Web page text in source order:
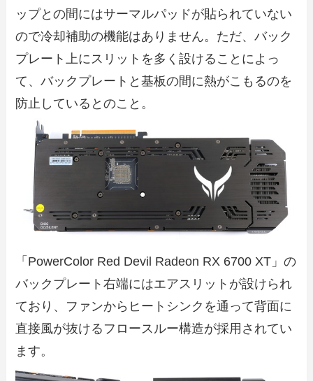
ップとの間にはサーマルパッドが貼られていない
ので冷却補助の機能はありません。ただ、バック
プレート上にスリットを多く設けることによっ
て、バックプレートと基板の間に熱がこもるのを
防止しているとのこと。
「PowerColor Red Devil Radeon RX 6700 XT」の
バックプレート右端にはエアスリットが設けられ
ており、ファンからヒートシンクを通って背面に
直接風が抜けるフロースルー構造が採用されてい
ます。